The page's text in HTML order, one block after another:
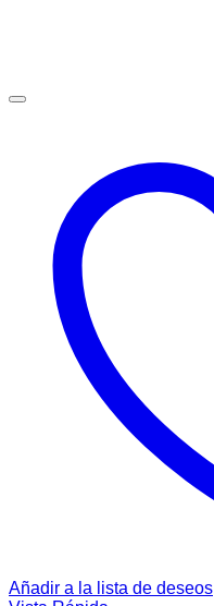
Añadir a la lista de deseos